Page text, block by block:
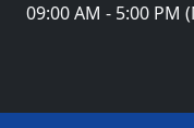
09:00 AM - 5:00 PM